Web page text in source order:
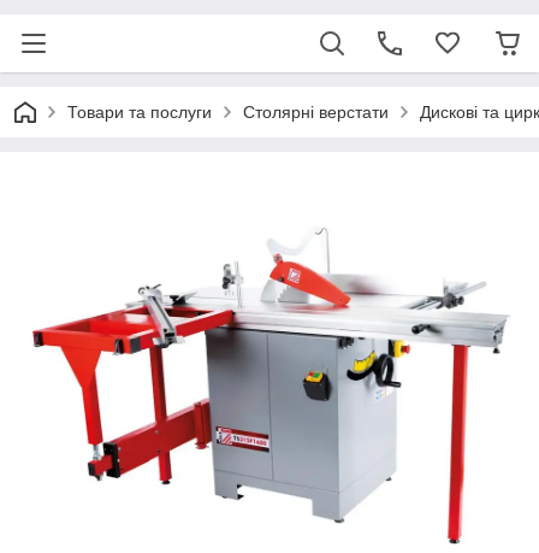
Товари та послуги Столярні верстати Дискові та